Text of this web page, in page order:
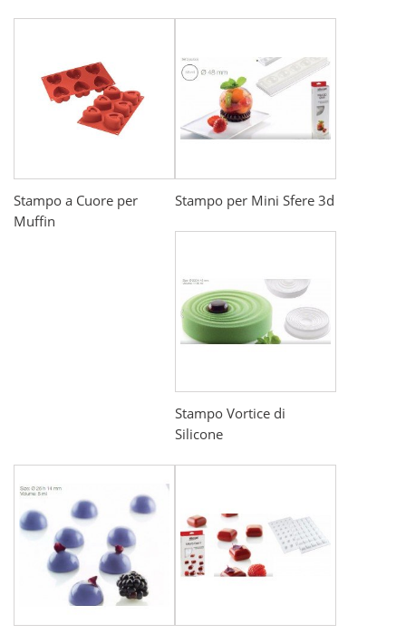
Stampo a Cuore per
Muffin
Stampo per Mini Sfere 3d
Stampo Vortice di
Silicone